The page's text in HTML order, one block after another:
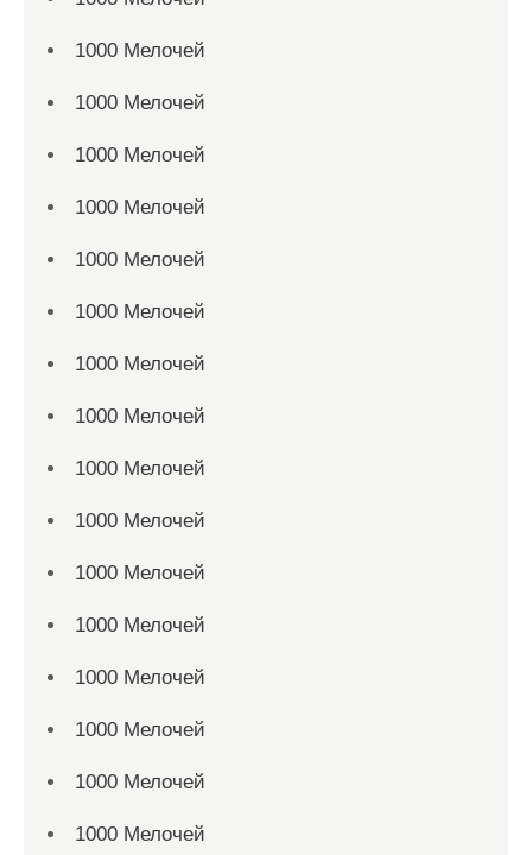
1000 Мелочей
1000 Мелочей
1000 Мелочей
1000 Мелочей
1000 Мелочей
1000 Мелочей
1000 Мелочей
1000 Мелочей
1000 Мелочей
1000 Мелочей
1000 Мелочей
1000 Мелочей
1000 Мелочей
1000 Мелочей
1000 Мелочей
1000 Мелочей